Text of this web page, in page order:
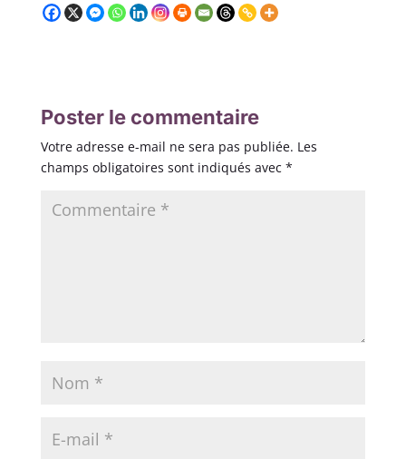
Poster le commentaire
Votre adresse e-mail ne sera pas publiée. Les
champs obligatoires sont indiqués avec *